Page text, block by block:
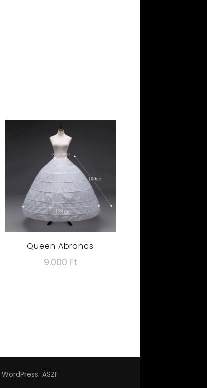
Queen Abroncs
9.000 Ft
WordPress. ÁSZF